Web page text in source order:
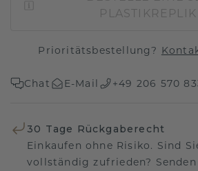
PLASTIKREPLIK
Prioritätsbestellung?
Chat E-Mail +49 206 570
30 Tage Rückgaberecht
Einkaufen ohne Risiko. Sind
vollständig zufrieden? Senden